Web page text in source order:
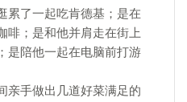
了一起吃肯德基；是在
啡；是和他并肩走在街上
是陪他一起在电脑前打游
手做出几道好菜满足的